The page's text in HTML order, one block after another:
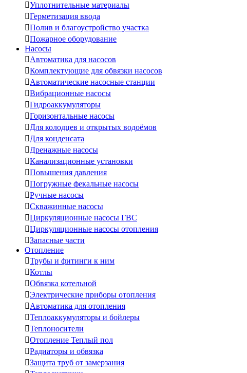
Уплотнительные материалы
Герметизация ввода
Полив и благоустройство участка
Пожарное оборудование
Насосы
Автоматика для насосов
Комплектующие для обвязки насосов
Автоматические насосные станции
Вибрационные насосы
Гидроаккумуляторы
Горизонтальные насосы
Для колодцев и открытых водоёмов
Для конденсата
Дренажные насосы
Канализационные установки
Повышения давления
Погружные фекальные насосы
Ручные насосы
Скважинные насосы
Циркуляционные насосы ГВС
Циркуляционные насосы отопления
Запасные части
Отопление
Трубы и фитинги к ним
Котлы
Обвязка котельной
Электрические приборы отопления
Автоматика для отопления
Теплоаккумуляторы и бойлеры
Теплоносители
Отопление Теплый пол
Радиаторы и обвязка
Защита труб от замерзания